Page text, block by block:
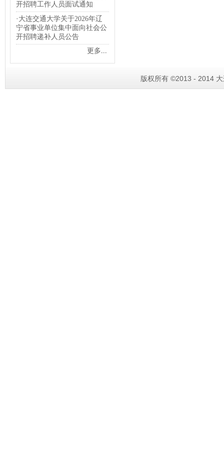
开招聘工作人员面试通知
· 大连交通大学关于2026年辽
宁省事业单位集中面向社会公
开招聘递补人员公告
更多...
版权所有 ©2013 - 2014